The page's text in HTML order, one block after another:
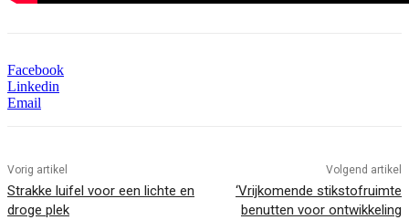
Facebook
Linkedin
Email
Vorig artikel
Strakke luifel voor een lichte en
droge plek
Volgend artikel
‘Vrijkomende stikstofruimte
benutten voor ontwikkeling